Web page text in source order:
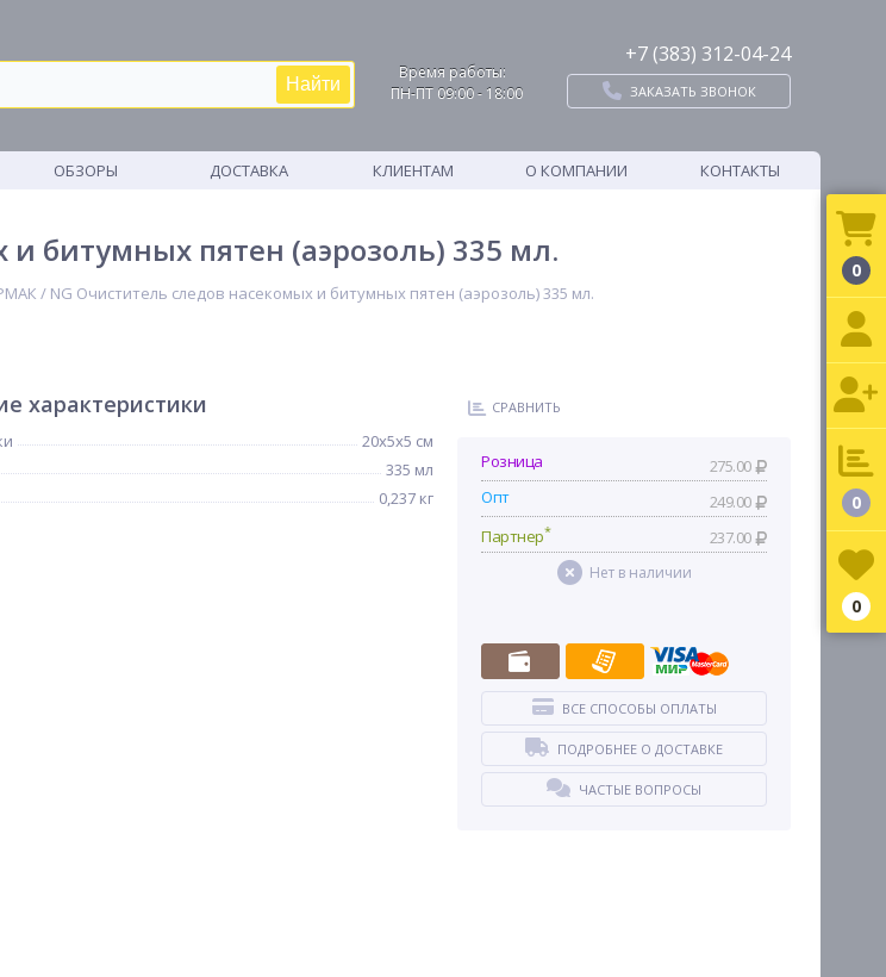
Найти
Время работы:
ПН-ПТ 09:00 - 18:00
+7 (383) 312-04-24
ЗАКАЗАТЬ ЗВОНОК
ОБЗОРЫ ДОСТАВКА КЛИЕНТАМ О КОМПАНИИ КОНТАКТЫ
битумных пятен (аэрозоль) 335 мл.
/ NG Очиститель следов насекомых и битумных пятен (аэрозоль) 335 мл.
характеристики
20х5х5 см
335 мл
0,237 кг
СРАВНИТЬ
Розница
275.00
Опт
249.00
Партнер* 237.00
Нет в наличии
ВСЕ СПОСОБЫ ОПЛАТЫ
ПОДРОБНЕЕ О ДОСТАВКЕ
ЧАСТЫЕ ВОПРОСЫ
0
0
0